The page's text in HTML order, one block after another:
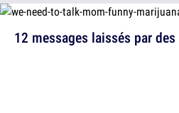
12 messages laissés par